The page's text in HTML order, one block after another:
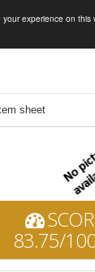
experience on this
sheet
83.75/